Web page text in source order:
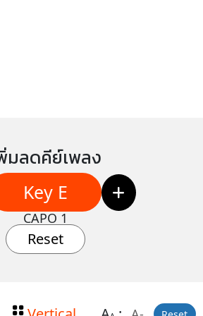
มลดคีย์เพลง
Key E
CAPO 1
Reset